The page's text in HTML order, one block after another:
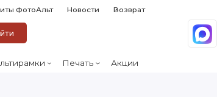
ФотоАльт Новости Возврат
Печать Акции